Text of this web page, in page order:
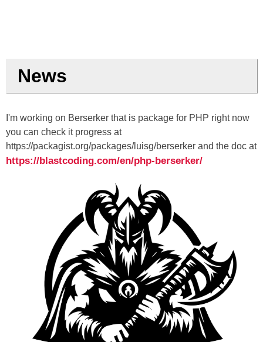
News
I'm working on Berserker that is package for PHP right now
you can check it progress at
https://packagist.org/packages/luisg/berserker and the doc at
https://blastcoding.com/en/php-berserker/